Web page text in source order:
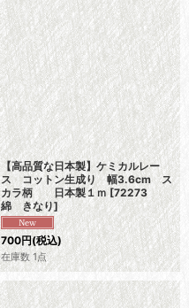
【高品質な日本製】ケミカルレー
ス コットン生成り 幅3.6cm ス
カラ柄 日本製１ｍ [72273
綿 きなり]
700円(税込)
在庫数 1点